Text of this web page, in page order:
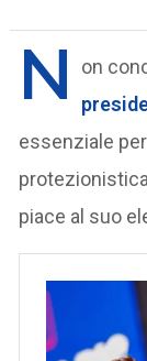
N on
essenziale
piace al suo